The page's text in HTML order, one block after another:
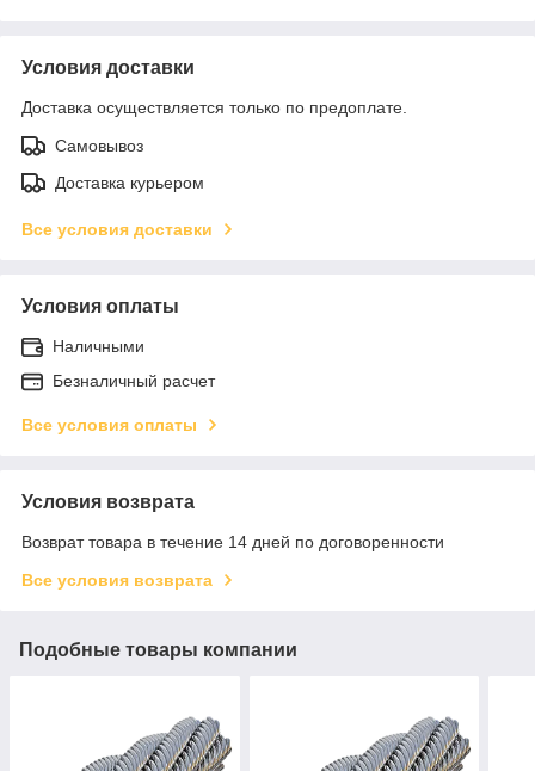
Условия доставки
Доставка осуществляется только по предоплате.
Самовывоз
Доставка курьером
Все условия доставки
Условия оплаты
Наличными
Безналичный расчет
Все условия оплаты
Условия возврата
Возврат товара в течение 14 дней по договоренности
Все условия возврата
Подобные товары компании